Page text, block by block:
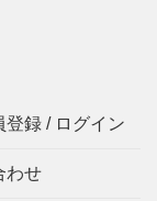
登録 / ログイン
わせ